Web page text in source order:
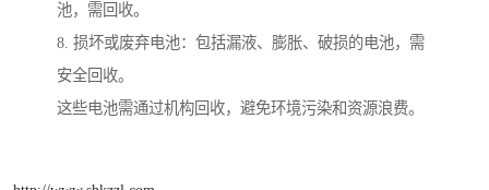
池，需回收。
8. 损坏或废弃电池：包括漏液、膨胀、破损的电池，需
安全回收。
这些电池需通过机构回收，避免环境污染和资源浪费。